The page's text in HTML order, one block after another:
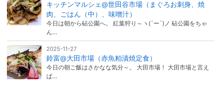
キッチンマルシェ@世田谷市場（まぐろお刺身、焼
肉、ごはん（中）、味噌汁）
今日は朝から砧公園へ。 紅葉狩り～ヽ(´ー`)ノ 砧公園をちゃ
ん…
2025-11-27
鈴富@大田市場（赤魚粕漬焼定食）
今日の朝ご飯はさかなな気分～。 大田市場！ 大田市場と言え
ば…